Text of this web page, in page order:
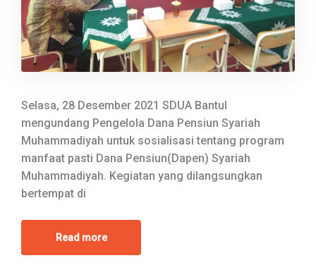
Selasa, 28 Desember 2021 SDUA Bantul
mengundang Pengelola Dana Pensiun Syariah
Muhammadiyah untuk sosialisasi tentang program
manfaat pasti Dana Pensiun(Dapen) Syariah
Muhammadiyah. Kegiatan yang dilangsungkan
bertempat di
Read more